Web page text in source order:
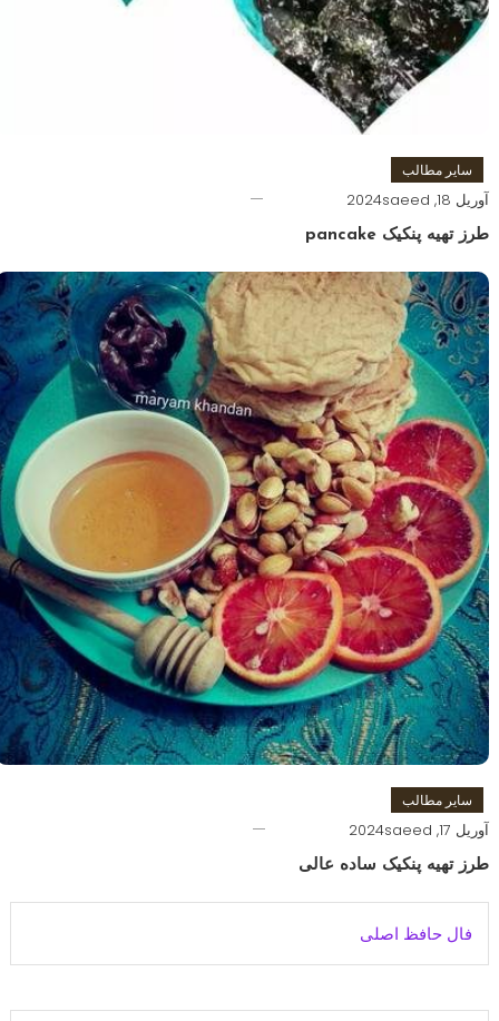
سایر مطالب
آوریل 18, 2024 saeed
طرز تهیه پنکیک pancake
سایر مطالب
آوریل 17, 2024 saeed
طرز تهیه پنکیک ساده عالی
فال حافظ اصلی